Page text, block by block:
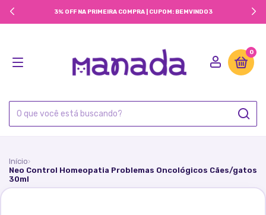
3% OFF NA PRIMEIRA COMPRA | CUPOM: BEMVINDO3
0
Início›
Neo Control Homeopatia Problemas Oncológicos Cães/gatos
30ml